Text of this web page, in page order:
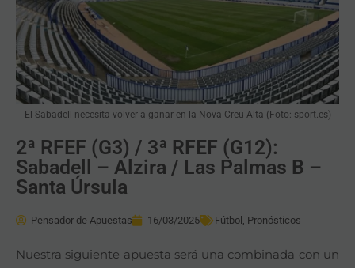
El Sabadell necesita volver a ganar en la Nova Creu Alta (Foto: sport.es)
2ª RFEF (G3) / 3ª RFEF (G12):
Sabadell – Alzira / Las Palmas B –
Santa Úrsula
Pensador de Apuestas 16/03/2025 Fútbol , Pronósticos
Nuestra siguiente apuesta será una combinada con un